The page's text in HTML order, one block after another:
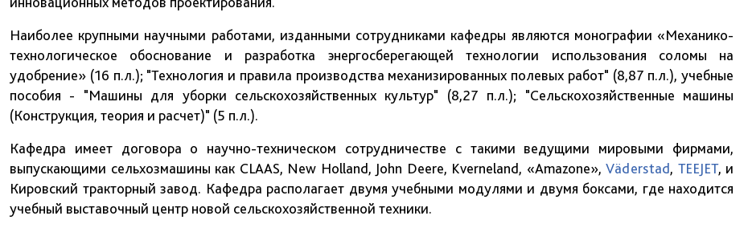
Наиболее крупными научными работами, изданными сотрудниками кафедры являются монографии «Механико-
технологическое обоснование и разработка энергосберегающей технологии использования соломы на
удобрение» (16 п.л.); "Технология и правила производства механизированных полевых работ" (8,87 п.л.), учебные
пособия - "Машины для уборки сельскохозяйственных культур" (8,27 п.л.); "Сельскохозяйственные машины
(Конструкция, теория и расчет)" (5 п.л.).
Кафедра имеет договора о научно-техническом сотрудничестве с такими ведущими мировыми фирмами,
выпускающими сельхозмашины как CLAAS, New Holland, John Deere, Kverneland, «Amazone», Väderstad, TEEJET, и
Кировский тракторный завод. Кафедра располагает двумя учебными модулями и двумя боксами, где находится
учебный выставочный центр новой сельскохозяйственной техники.